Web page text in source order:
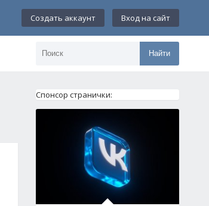
Создать аккаунт Вход на сайт
Найти
Спонсор странички: